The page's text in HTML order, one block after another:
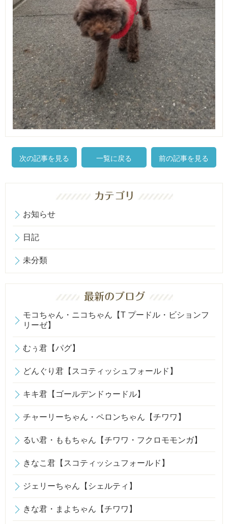
次の記事を見る 一覧に戻る 前の記事を見る
お知らせ
日記
未分類
モコちゃん・ニコちゃん【T プードル・ビションフ
リーゼ】
むぅ君【パグ】
どんぐり君【スコティッシュフォールド】
キキ君【ゴールデンドゥードル】
チャーリーちゃん・ペロンちゃん【チワワ】
るい君・ももちゃん【チワワ・フクロモモンガ】
きなこ君【スコティッシュフォールド】
ジェリーちゃん【シェルティ】
きな君・まよちゃん【チワワ】